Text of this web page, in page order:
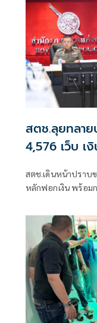
สตช.ลุยทลา
4,576 เว็บ เ
สตช.เดินหน้าปราบ
หลักฟอกเงิน พร้อม